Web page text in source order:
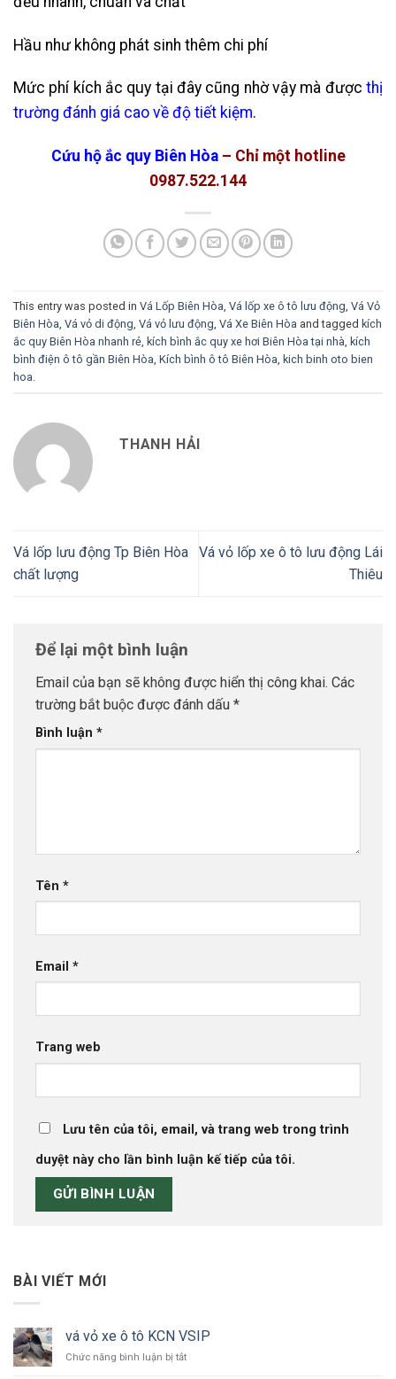
Hầu như không phát sinh thêm chi phí
Mức phí kích ắc quy tại đây cũng nhờ vậy mà được thị
trường đánh giá cao về độ tiết kiệm.
Cứu hộ ắc quy Biên Hòa– Chỉ một hotline
0987.522.144
This entry was posted in Vá Lốp Biên Hòa Vá lốp xe ô tô lưu động Vá Vỏ
Biên Hòa Vá vỏ di động Vá vỏ lưu động Vá Xe Biên Hòa and tagged kích
ắc quy Biên Hòa nhanh rẻ kích bình ắc quy xe hơi Biên Hòa tại nhà kích
bình điện ô tô gần Biên Hòa Kích bình ô tô Biên Hòa kich binh oto bien
hoa
THANH HẢI
Vá lốp lưu động Tp Biên Hòa
chất lượng
Vá vỏ lốp xe ô tô lưu động Lái
Thiêu
Để lại một bình luận
Email của bạn sẽ không được hiển thị công khai. Các
trường bắt buộc được đánh dấu *
Bình luận *
Tên *
Email *
Trang web
Lưu tên của tôi, email, và trang web trong trình
duyệt này cho lần bình luận kế tiếp của tôi.
BÀI VIẾT MỚI
vá vỏ xe ô tô KCN VSIP
Chức năng bình luận bị tắtở